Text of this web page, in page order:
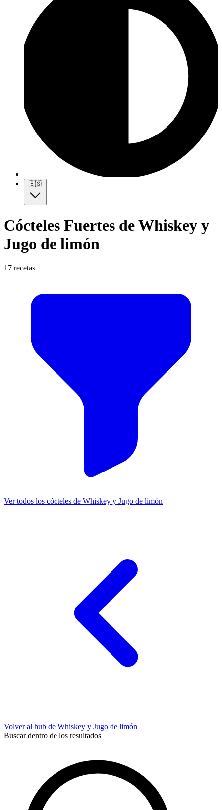
🇪🇸
Cócteles Fuertes de Whiskey y
Jugo de limón
17 recetas
Ver todos los cócteles de Whiskey y Jugo de limón
Volver al hub de Whiskey y Jugo de limón
Buscar dentro de los resultados